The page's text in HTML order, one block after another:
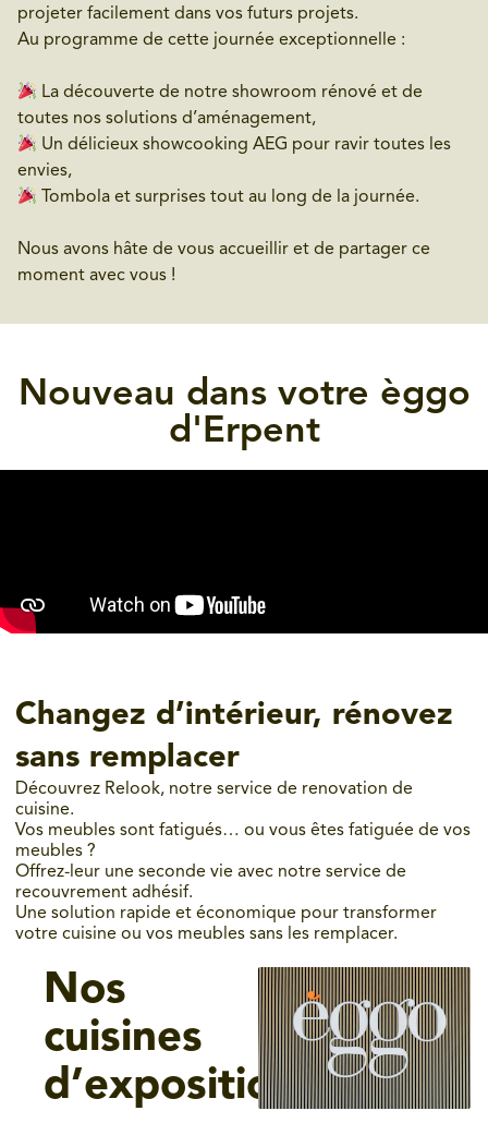
projeter facilement dans vos futurs projets.
Au programme de cette journée exceptionnelle :
La découverte de notre showroom rénové et de
toutes nos solutions d’aménagement,
Un délicieux showcooking AEG pour ravir toutes les
envies,
Tombola et surprises tout au long de la journée.
Nous avons hâte de vous accueillir et de partager ce
moment avec vous !
Nouveau dans votre èggo
d'Erpent
Changez d’intérieur, rénovez
sans remplacer
Découvrez Relook, notre service de renovation de
cuisine.
Vos meubles sont fatigués… ou vous êtes fatiguée de vos
meubles ?
Offrez-leur une seconde vie avec notre service de
recouvrement adhésif.
Une solution rapide et économique pour transformer
votre cuisine ou vos meubles sans les remplacer.
Nos
cuisines
d’exposition